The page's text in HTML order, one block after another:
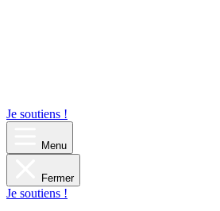
Je soutiens !
Menu
Fermer
Je soutiens !